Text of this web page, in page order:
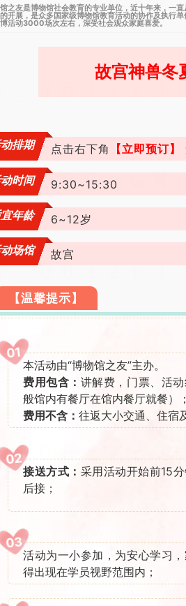
之友是博物馆社会教育的专业单位，近十年来，一
开展，是众多国家级博物馆教育活动的协作及执行
活动3000场次左右，深受社会观众家庭喜爱。
故宫神兽冬
排期 点击右下角 【立即预订】
时间 9:30~15:30
年龄 6~12岁
场馆 故宫
【温馨提示】
01
本活动由“博物馆之友”主办。
费用包含： 讲解费，门票、活
般馆内有餐厅在馆内餐厅就餐）；
费用不含： 往返大小交通、住宿
02
接送方式： 采用活动开始前15
后接；
03
活动为一小参加，为安心学习
得出现在学员视野范围内；